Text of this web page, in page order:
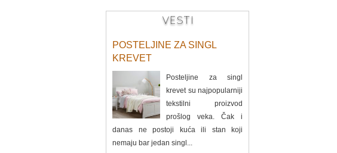
VESTI
POSTELJINE ZA SINGL
KREVET
Posteljine za singl
krevet su najpopularniji
tekstilni proizvod
prošlog veka. Čak i
danas ne postoji kuća ili stan koji
nemaju bar jedan singl...